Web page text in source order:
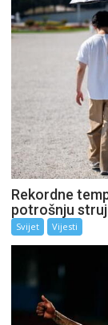
Rekordne
potrošnju
Svijet Vijesti